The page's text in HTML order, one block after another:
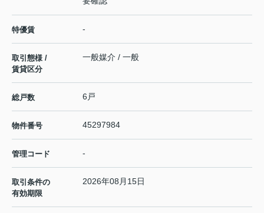
特優賃 -
取引態様 /
賃貸区分
一般媒介 / 一般
総戸数 6戸
物件番号 45297984
管理コード -
取引条件の
有効期限
2026年08月15日